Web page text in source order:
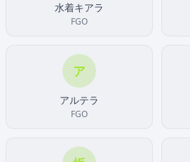
水着キアラ
FGO
ア
アルテラ
FGO